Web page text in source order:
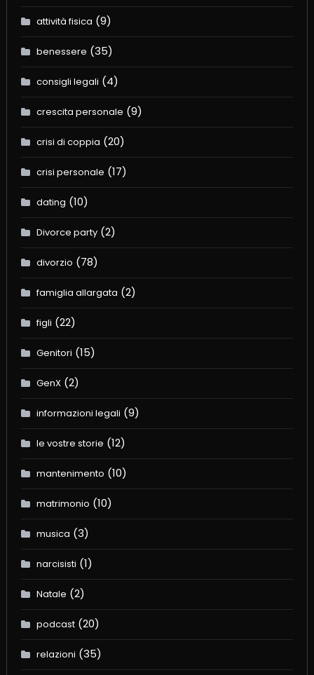
attività fisica (9)
benessere (35)
consigli legali (4)
crescita personale (9)
crisi di coppia (20)
crisi personale (17)
dating (10)
Divorce party(2)
divorzio (78)
famiglia allargata (2)
figli (22)
Genitori (15)
GenX(2)
informazioni legali (9)
le vostre storie (12)
mantenimento (10)
matrimonio (10)
musica (3)
narcisisti (1)
Natale (2)
podcast(20)
relazioni (35)